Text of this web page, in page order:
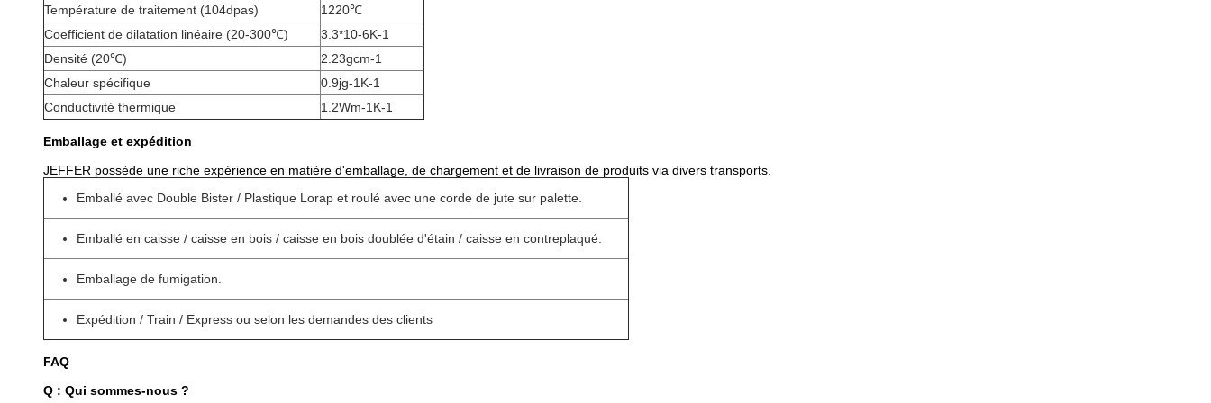
Température de traitement (104dpas)
1220℃
Coefficient de dilatation linéaire (20-300℃)
3.3*10-6K-1
Densité (20℃)
2.23gcm-1
Chaleur spécifique
0.9jg-1K-1
Conductivité thermique
1.2Wm-1K-1
Emballage et expédition
JEFFER possède une riche expérience en matière d'emballage, de chargement et de livraison de produits via divers transports.
Emballé avec Double Bister / Plastique Lorap et roulé avec une corde de jute sur palette.
Emballé en caisse / caisse en bois / caisse en bois doublée d'étain / caisse en contreplaqué.
Emballage de fumigation.
Expédition / Train / Express ou selon les demandes des clients
FAQ
Q : Qui sommes-nous ?